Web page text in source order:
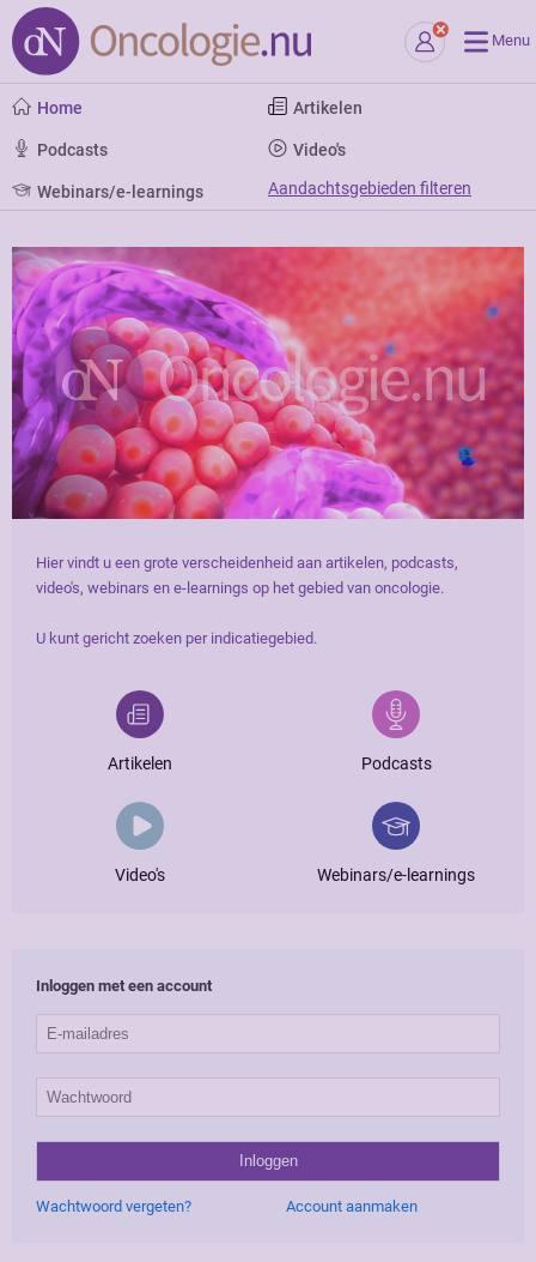
Menu
Home Artikelen
Podcasts Video's
Webinars/e-learnings Aandachtsgebieden filteren
Hier vindt u een grote verscheidenheid aan artikelen, podcasts,
video's, webinars en e-learnings op het gebied van oncologie.
U kunt gericht zoeken per indicatiegebied.
Artikelen Podcasts
Video's Webinars/e-learnings
Inloggen met een account
Wachtwoord vergeten? Account aanmaken